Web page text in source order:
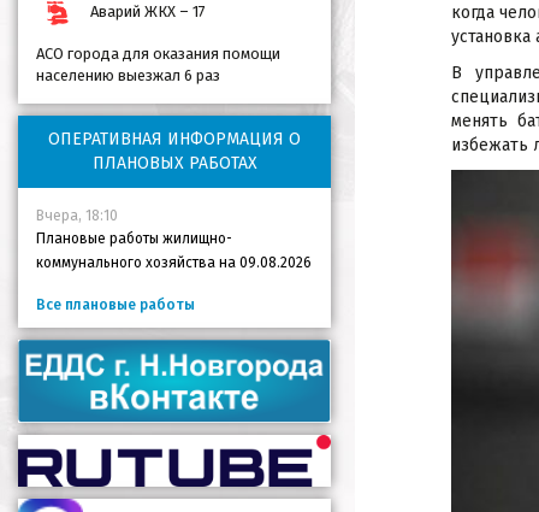
Аварий ЖКХ – 17
АСО города для оказания помощи
населению выезжал 6 раз
ОПЕРАТИВНАЯ ИНФОРМАЦИЯ О
ПЛАНОВЫХ РАБОТАХ
Вчера, 18:10
Плановые работы жилищно-
коммунального хозяйства на 09.08.2026
Все плановые работы
когда
В
менять
избежать